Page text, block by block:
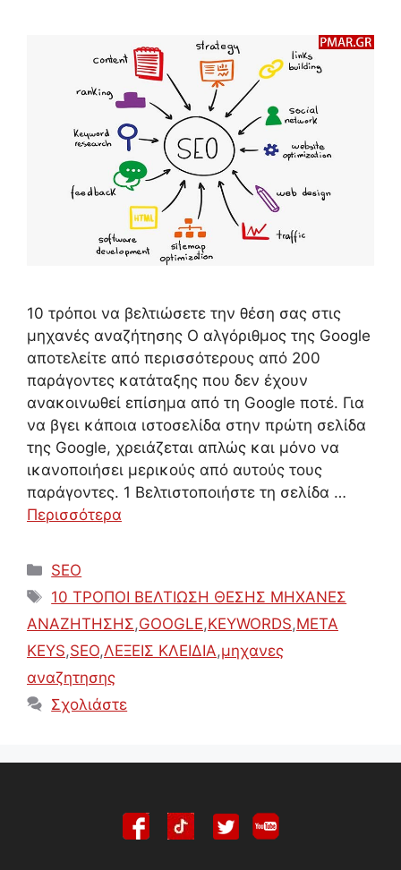
10 τρόποι να βελτιώσετε την θέση σας στις
μηχανές αναζήτησης Ο αλγόριθμος της Google
αποτελείτε από περισσότερους από 200
παράγοντες κατάταξης που δεν έχουν
ανακοινωθεί επίσημα από τη Google ποτέ. Για
να βγει κάποια ιστοσελίδα στην πρώτη σελίδα
της Google, χρειάζεται απλώς και μόνο να
ικανοποιήσει μερικούς από αυτούς τους
παράγοντες. 1 Βελτιστοποιήστε τη σελίδα …
Περισσότερα
Κατηγορίες
SEO
Ετικέτες
10 ΤΡΟΠΟΙ ΒΕΛΤΙΩΣΗ ΘΕΣΗΣ ΜΗΧΑΝΕΣ
ΑΝΑΖΗΤΗΣΗΣ,GOOGLE,KEYWORDS,META
KEYS,SEO,ΛΕΞΕΙΣ ΚΛΕΙΔΙΑ,μηχανες
αναζητησης
Σχολιάστε